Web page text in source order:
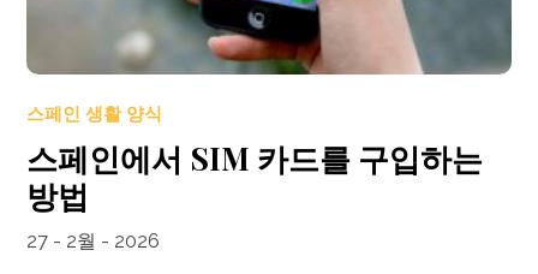
스페인 생활 양식
스페인에서 SIM 카드를 구입하는
방법
27 - 2월 - 2026